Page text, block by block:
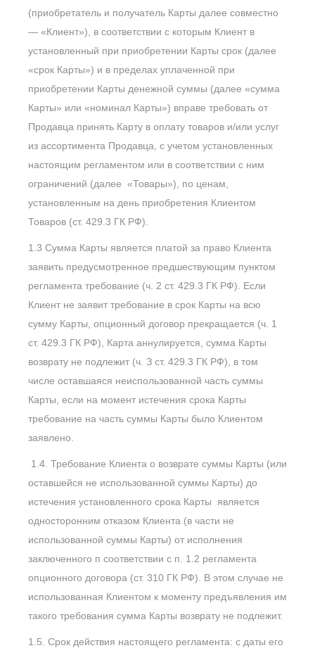
(приобретатель и получатель Карты далее совместно
— «Клиент»), в соответствии с которым Клиент в
установленный при приобретении Карты срок (далее
«срок Карты») и в пределах уплаченной при
приобретении Карты денежной суммы (далее «сумма
Карты» или «номинал Карты») вправе требовать от
Продавца принять Карту в оплату товаров и/или услуг
из ассортимента Продавца, с учетом установленных
настоящим регламентом или в соответствии с ним
ограничений (далее «Товары»), по ценам,
установленным на день приобретения Клиентом
Товаров (ст. 429.3 ГК РФ).
1.3 Сумма Карты является платой за право Клиента
заявить предусмотренное предшествующим пунктом
регламента требование (ч. 2 ст. 429.3 ГК РФ). Если
Клиент не заявит требование в срок Карты на всю
сумму Карты, опционный договор прекращается (ч. 1
ст. 429.3 ГК РФ), Карта аннулируется, сумма Карты
возврату не подлежит (ч. З ст. 429.3 ГК РФ), в том
числе оставшаяся неиспользованной часть суммы
Карты, если на момент истечения срока Карты
требование на часть суммы Карты было Клиентом
заявлено.
1.4. Требование Клиента о возврате суммы Карты (или
оставшейся не использованной суммы Карты) до
истечения установленного срока Карты является
односторонним отказом Клиента (в части не
использованной суммы Карты) от исполнения
заключенного п соответствии с п. 1.2 регламента
опционного договора (ст. 310 ГК РФ). В этом случае не
использованная Клиентом к моменту предъявления им
такого требования сумма Карты возврату не подлежит.
1.5. Срок действия настоящего регламента: с даты его